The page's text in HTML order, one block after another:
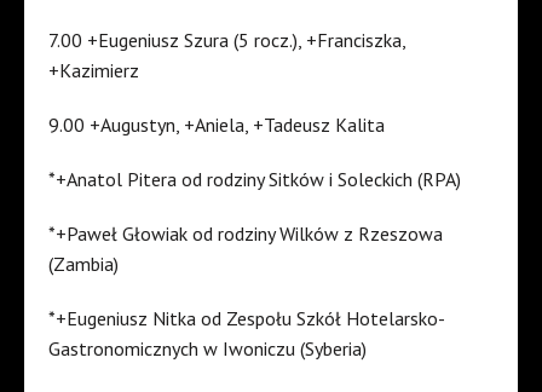
7.00 +Eugeniusz Szura (5 rocz.), +Franciszka,
+Kazimierz
9.00 +Augustyn, +Aniela, +Tadeusz Kalita
*+Anatol Pitera od rodziny Sitków i Soleckich (RPA)
*+Paweł Głowiak od rodziny Wilków z Rzeszowa
(Zambia)
*+Eugeniusz Nitka od Zespołu Szkół Hotelarsko-
Gastronomicznych w Iwoniczu (Syberia)